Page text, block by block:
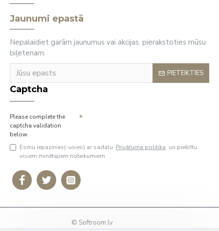
Jaunumi epastā
Nepalaidiet garām jaunumus vai akcijas, pierakstoties mūsu
biļetenam.
PIETEIKTIES
Captcha
Please complete the
captcha validation
below
Esmu iepazinies(-usies) ar sadaļu Privātuma politika un piekrītu
visiem minētajiem noteikumiem
© Softroom.lv